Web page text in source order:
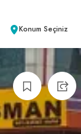
Konum Seçiniz